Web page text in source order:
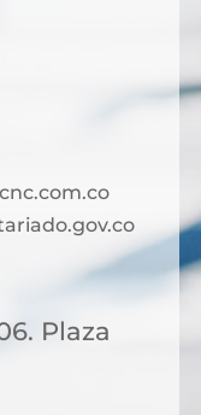
Plaza